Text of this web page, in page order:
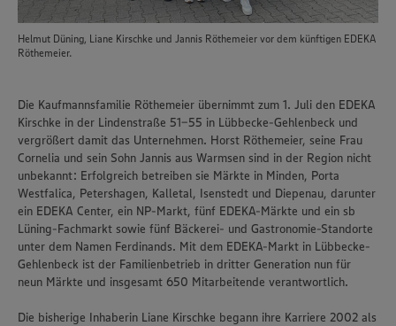
Helmut Düning, Liane Kirschke und Jannis Röthemeier vor dem künftigen EDEKA
Röthemeier.
Die Kaufmannsfamilie Röthemeier übernimmt zum 1. Juli den EDEKA
Kirschke in der Lindenstraße 51-55 in Lübbecke-Gehlenbeck und
vergrößert damit das Unternehmen. Horst Röthemeier, seine Frau
Cornelia und sein Sohn Jannis aus Warmsen sind in der Region nicht
unbekannt: Erfolgreich betreiben sie Märkte in Minden, Porta
Westfalica, Petershagen, Kalletal, Isenstedt und Diepenau, darunter
ein EDEKA Center, ein NP-Markt, fünf EDEKA-Märkte und ein sb
Lüning-Fachmarkt sowie fünf Bäckerei- und Gastronomie-Standorte
unter dem Namen Ferdinands. Mit dem EDEKA-Markt in Lübbecke-
Gehlenbeck ist der Familienbetrieb in dritter Generation nun für
neun Märkte und insgesamt 650 Mitarbeitende verantwortlich.
Die bisherige Inhaberin Liane Kirschke begann ihre Karriere 2002 als